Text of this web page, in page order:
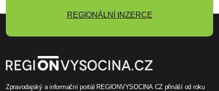
REGIONÁLNÍ INZERCE
Zpravodajský a informační portál REGIONVYSOCINA.CZ přináší od roku